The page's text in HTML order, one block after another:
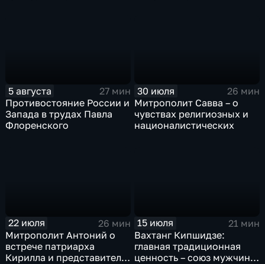
5 августа
27 мин
Противостояние России и
Запада в трудах Павла
Флоренского
30 июля
26 мин
Митрополит Савва – о
чувствах религиозных и
националистических
22 июля
26 мин
Митрополит Антоний о
встрече патриарха
Кирилла и представителя
15 июля
21 мин
Вахтанг Кипшидзе:
главная традиционная
ценность – союз мужчины